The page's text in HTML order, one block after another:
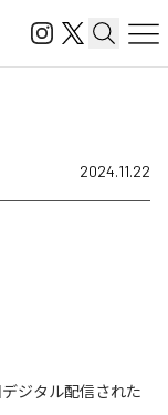
2024.11.22
ジタル配信された